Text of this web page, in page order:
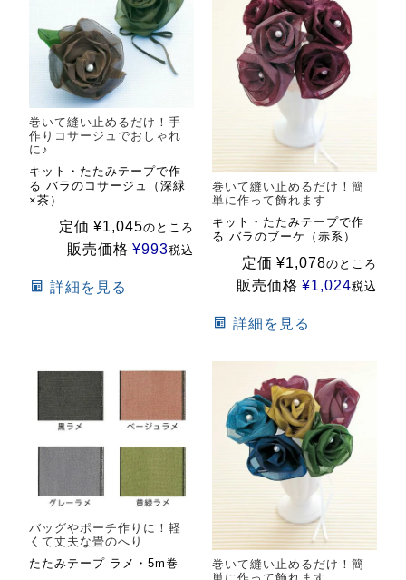
巻いて縫い止めるだけ！手
作りコサージュでおしゃれ
に♪
キット・たたみテープで作
る バラのコサージュ（深緑
×茶）
定価 ¥1,045のところ
販売価格 ¥993税込
詳細を見る
巻いて縫い止めるだけ！簡
単に作って飾れます
キット・たたみテープで作
る バラのブーケ（赤系）
定価 ¥1,078のところ
販売価格 ¥1,024税込
詳細を見る
バッグやポーチ作りに！軽
くて丈夫な畳のへり
たたみテープ ラメ・5m巻
巻いて縫い止めるだけ！簡